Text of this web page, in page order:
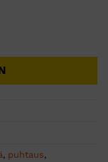
, puhtaus,